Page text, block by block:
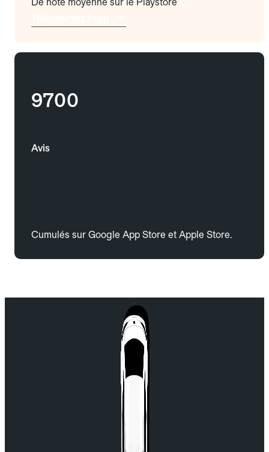
9700
Avis
Cumulés sur Google App Store et Apple Store.